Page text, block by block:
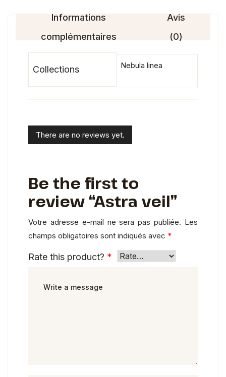
Informations
complémentaires
Avis
(0)
Collections Nebula linea
There are no reviews yet.
Be the first to
review “Astra veil”
Votre adresse e-mail ne sera pas publiée. Les
champs obligatoires sont indiqués avec *
Rate this product? *